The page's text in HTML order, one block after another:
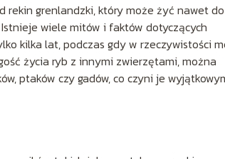
rekin grenlandzki, który może żyć nawet do
wiele mitów i faktów dotyczących
kilka lat, podczas gdy w rzeczywistości
życia ryb z innymi zwierzętami, można
ptaków czy gadów, co czyni je